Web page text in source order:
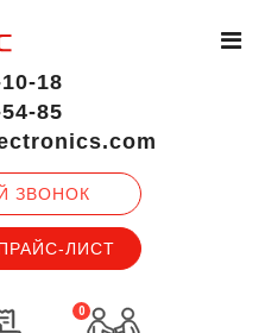
ЗВОНОК
ЛИСТ
18
85
0